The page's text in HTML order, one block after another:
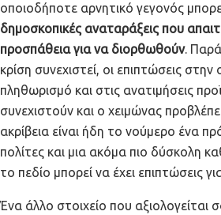
οποιοδήποτε αρνητικό γεγονός
δημοσκοπικές αναταράξεις που
προσπάθεια για να διορθωθούν.
κρίση συνεχιστεί, οι επιπτώσεις
πληθωρισμό και στις ανατιμήσεις
συνεχιστούν και ο χειμώνας
ακρίβεια είναι ήδη το νούμερο ένα
πολίτες και μια ακόμα πιο δύσκολη
το πεδίο μπορεί να έχει επιπτώσεις
Ένα άλλο στοιχείο που αξιολογείται